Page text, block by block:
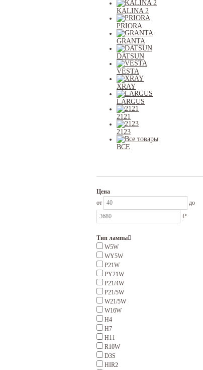
KALINA 2
PRIORA
GRANTA
DATSUN
VESTA
XRAY
LARGUS
2121
2123
ВСЕ
Цена
от
до
Р
Тип лампы
W5W
WY5W
P21W
PY21W
P21/4W
P21/5W
W21/5W
W16W
H4
H7
H11
R10W
D3S
HIR2